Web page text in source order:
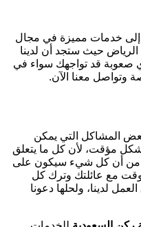
إلى خدمات مميزة في مجال
حيث ستجد أن لدينا
صعوبة قد تواجهك سواء في
وتواصل معنا الآن.
المشاكل التي يمكن
مؤقت، لأن كل ما يتعلق
من أن كل شيء سيكون على
مع عائلتك وترك كل
لدينا، ولحلها دعونا